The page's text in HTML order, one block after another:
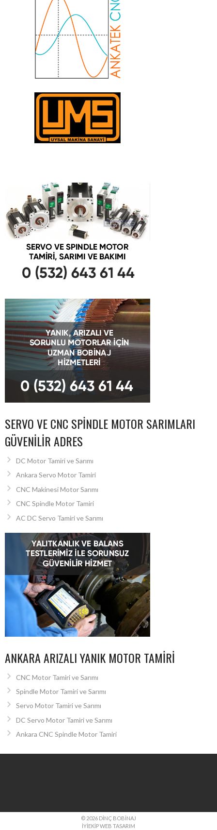
SERVO VE CNC SPINDLE MOTOR SARIMLARI
GÜVENILIR ADRES
DC Motor Tamiri ve Sarımı
Ankara Servo Motor Tamiri
CNC Makinesi Motor Sarımı
CNC Spindle Motor Tamiri
AC DC Servo Tamiri ve Sarımı
ANKARA ARIZALI YANIK MOTOR TAMIRI
CNC Motor Tamiri ve Sarımı
Spindle Motor Tamiri ve Sarımı
Servo Motor Tamiri ve Sarımı
DC Servo Motor Tamiri ve Sarımı
Ankara CNC Spindle Motor Tamiri
© 2026 DINÇ BOBINAJ
İYIEKIP WEB TASARIM